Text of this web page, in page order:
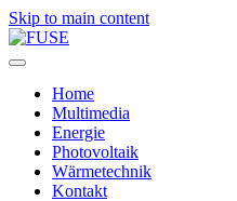
Skip to main content
Home
Multimedia
Energie
Photovoltaik
Wärmetechnik
Kontakt